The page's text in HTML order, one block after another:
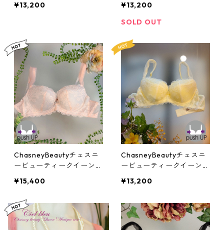
¥13,200
¥13,200
SOLD OUT
ChasneyBeautyチェスニ
ービューティークイーンウ
クオーツ)：al3130151rq
¥15,400
ChasneyBeautyチェスニ
ービューティークイーンウ
ーイエロー)：al3130151y
¥13,200